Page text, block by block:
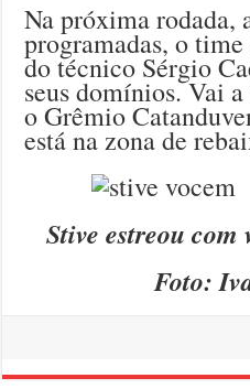
Na próxima rodada,
programadas, o
do técnico Sérgio
seus domínios. Vai
o Grêmio
está na zona de
Stive estreou
Foto: